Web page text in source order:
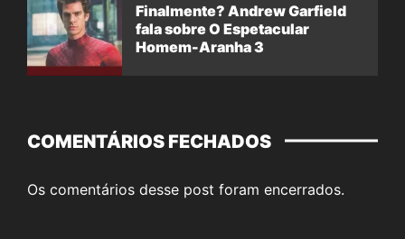
Finalmente? Andrew Garfield
fala sobre O Espetacular
Homem-Aranha 3
COMENTÁRIOS FECHADOS
Os comentários desse post foram encerrados.